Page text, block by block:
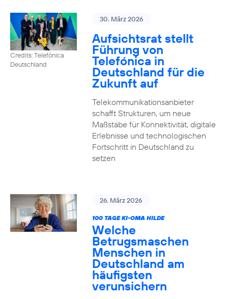
Credits: Telefónica
Deutschland
30. März 2026
Aufsichtsrat stellt
Führung von
Telefónica in
Deutschland für die
Zukunft auf
Telekommunikationsanbieter
schafft Strukturen, um neue
Maßstäbe für Konnektivität, digitale
Erlebnisse und technologischen
Fortschritt in Deutschland zu
setzen
26. März 2026
100 TAGE KI-OMA HILDE
Welche
Betrugsmaschen
Menschen in
Deutschland am
häufigsten
verunsichern